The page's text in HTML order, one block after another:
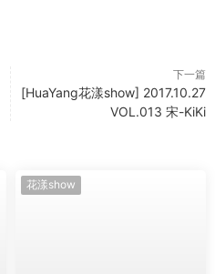
下一篇
[HuaYang花漾show] 2017.10.27
VOL.013 宋-KiKi
花漾show